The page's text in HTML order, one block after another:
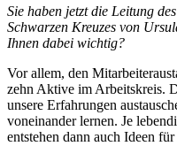
Sie haben jetzt die Leitung
Schwarzen Kreuzes von
Ihnen dabei wichtig?
Vor allem, den
zehn Aktive im Arbeitskreis.
unsere Erfahrungen
voneinander lernen. Je
entstehen dann auch Ideen